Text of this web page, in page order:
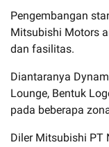
Pengembangan
Mitsubishi Motors
dan fasilitas.
Diantaranya
Lounge, Bentuk
pada beberapa
Diler Mitsubishi PT